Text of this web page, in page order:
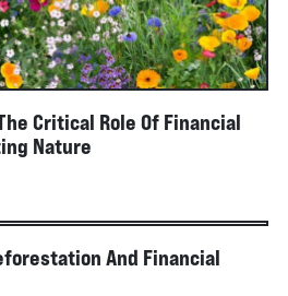
Critical Role Of Financial
Nature
And Financial